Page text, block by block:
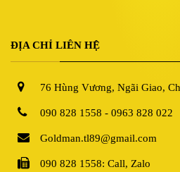
ĐỊA CHỈ LIÊN HỆ
76 Hùng Vương, Ngãi Giao,
090 828 1558 - 0963 828 022
Goldman.tl89@gmail.com
090 828 1558: Call, Zalo